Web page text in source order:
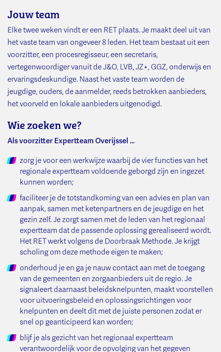
Jouw team
Elke twee weken vindt er een RET plaats. Je maakt deel uit van
het vaste team van ongeveer 8 leden. Het team bestaat uit een
voorzitter, een procesregisseur, een secretaris,
vertegenwoordiger vanuit de J&O, LVB, JZ+, GGZ, onderwijs en
ervaringsdeskundige. Naast het vaste team worden de
jeugdige, ouders, de aanmelder, reeds betrokken aanbieders,
het voorveld en lokale aanbieders uitgenodigd.
Wie zoeken we?
Als voorzitter Expertteam Overijssel …
zorg je voor een werkwijze waarbij de vier functies van het
regionale expertteam voldoende geborgd zijn en ingezet
kunnen worden;
faciliteer je de totstandkoming van een advies en plan van
aanpak, samen met ketenpartners en de jeugdige en het
gezin zelf. Je zorgt samen met de leden van het regionaal
expertteam dat de passende oplossing gerealiseerd wordt.
Het RET werkt volgens de Doorbraak Methode. Je krijgt
scholing om deze methode eigen te maken;
onderhoud je en ga je nauw contact aan met de toegang
van de gemeenten en zorgaanbieders uit de regio. Je
signaleert daarnaast beleidsknelpunten, maakt voorstellen
voor uitvoeringsbeleid en oplossingsrichtingen voor
knelpunten en deelt dit met de juiste personen zodat er
snel op geanticipeerd kan worden;
blijf je als gezicht van het regionaal expertteam
verantwoordelijk voor de opvolging van het gegeven